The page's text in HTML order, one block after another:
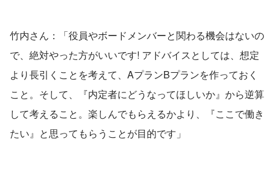
竹内さん：「役員やボードメンバーと関わる機会はないの
で、絶対やった方がいいです! アドバイスとしては、想定
より長引くことを考えて、AプランBプランを作っておく
こと。そして、『内定者にどうなってほしいか』から逆算
して考えること。楽しんでもらえるかより、『ここで働き
たい』と思ってもらうことが目的です」